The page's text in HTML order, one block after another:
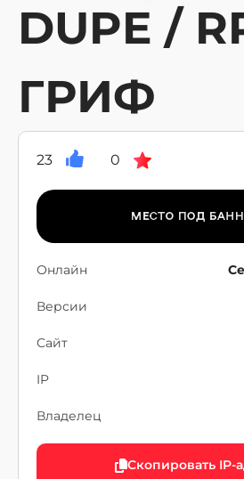
DUPE /
ГРИФ
23 0
Онлайн
Версии
Сайт
IP
Владелец
Скопировать IP-